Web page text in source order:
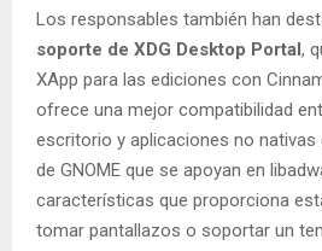
Los responsables también han
soporte de XDG Desktop Portal,
XApp para las ediciones con
ofrece una mejor compatibilidad
escritorio y aplicaciones no nativas
de GNOME que se apoyan en
características que proporciona
tomar pantallazos o soportar un